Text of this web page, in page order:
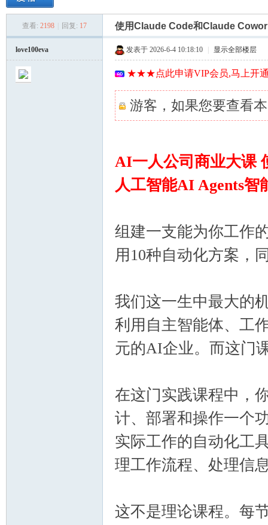
索
› › ›
查看: 2198 回复: 17 使用Claude Code和Claude
love100eva 发表于 2026-6-4 10:18:10 显示全部楼层
★★★点此申请VIP会员,马上开
游客，如果您要查看
AI一人公司商业大课
人工智能AI Agents智
组建一支能为你工作
用10种自动化方案，
我们这一生中最大的
利用自主智能体、工
元的AI企业。而这门
在这门实践课程中，
计、部署和操作一个
实际工作的自动化工
理工作流程、处理信
这不是理论课程。每